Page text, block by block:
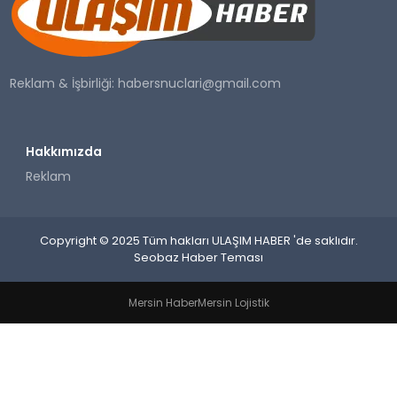
SAĞLIK
YAŞAM
Reklam & İşbirliği:habersnuclari@gmail.com
Hakkımızda
Reklam
Copyright © 2025 Tüm hakları ULAŞIM HABER 'de saklıdır.
Seobaz Haber Teması
Mersin HaberMersin Lojistik